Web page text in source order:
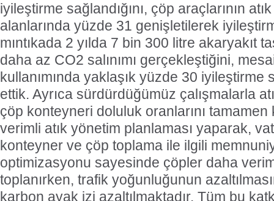
iyileştirme sağlandığını, çöp araçlarının
alanlarında yüzde 31 genişletilerek
mıntıkada 2 yılda 7 bin 300 litre akaryakıt
daha az CO2 salınımı gerçekleştiğini,
kullanımında yaklaşık yüzde 30 iyileştirme
ettik. Ayrıca sürdürdüğümüz çalışmalarla
çöp konteyneri doluluk oranlarını tamamen
verimli atık yönetim planlaması yaparak,
konteyner ve çöp toplama ile ilgili
optimizasyonu sayesinde çöpler daha
toplanırken, trafik yoğunluğunun
karbon ayak izi azaltılmaktadır. Tüm bu